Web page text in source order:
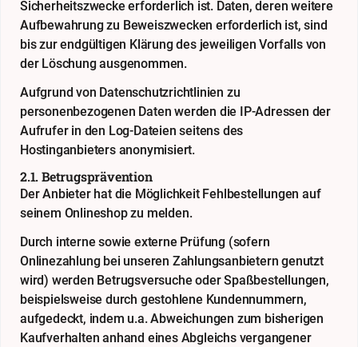
Sicherheitszwecke erforderlich ist. Daten, deren weitere
Aufbewahrung zu Beweiszwecken erforderlich ist, sind
bis zur endgültigen Klärung des jeweiligen Vorfalls von
der Löschung ausgenommen.
Aufgrund von Datenschutzrichtlinien zu
personenbezogenen Daten werden die IP-Adressen der
Aufrufer in den Log-Dateien seitens des
Hostinganbieters anonymisiert.
2.1. Betrugsprävention
Der Anbieter hat die Möglichkeit Fehlbestellungen auf
seinem Onlineshop zu melden.
Durch interne sowie externe Prüfung (sofern
Onlinezahlung bei unseren Zahlungsanbietern genutzt
wird) werden Betrugsversuche oder Spaßbestellungen,
beispielsweise durch gestohlene Kundennummern,
aufgedeckt, indem u.a. Abweichungen zum bisherigen
Kaufverhalten anhand eines Abgleichs vergangener